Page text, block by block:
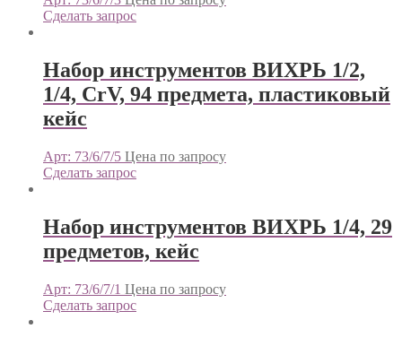
Сделать запрос
Набор инструментов ВИХРЬ 1/2,
1/4, CrV, 94 предмета, пластиковый
кейс
Арт: 73/6/7/5 Цена по запросу
Сделать запрос
Набор инструментов ВИХРЬ 1/4, 29
предметов, кейс
Арт: 73/6/7/1 Цена по запросу
Сделать запрос